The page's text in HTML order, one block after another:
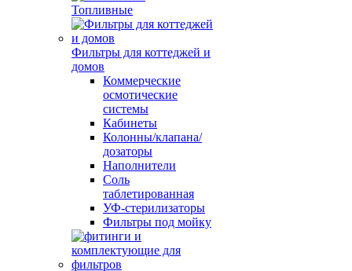
Топливные
Фильтры для коттеджей и
домов
Коммерческие
осмотические
системы
Кабинеты
Колонны/клапана/
дозаторы
Наполнители
Соль
таблетированная
УФ-стерилизаторы
Фильтры под мойку